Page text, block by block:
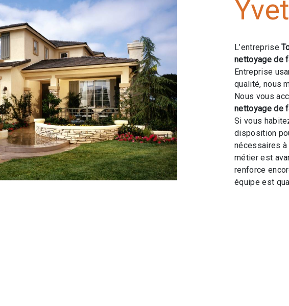
L’entreprise
nettoyage de
Entreprise
qualité, nous
Nous vous
nettoyage de
Si vous
disposition
nécessaires
métier est
renforce
équipe est